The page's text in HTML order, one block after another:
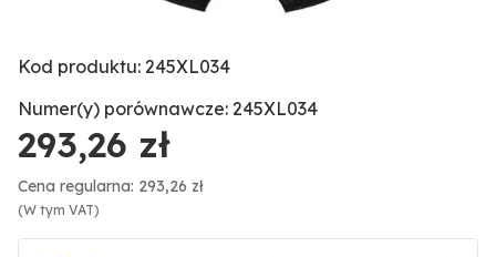
Kod produktu: 245XL034
Numer(y) porównawcze: 245XL034
293,26 zł
Cena regularna: 293,26 zł
(W tym VAT)